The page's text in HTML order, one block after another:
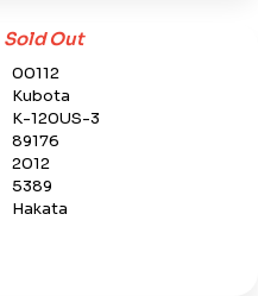
Sold Out
00112
Kubota
K-120US-3
89176
2012
5389
Hakata